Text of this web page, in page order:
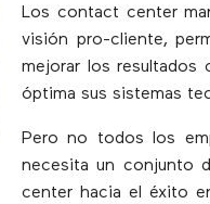
Los contact center
visión pro-cliente,
mejorar los resultados
óptima sus sistemas
Pero no todos los
necesita un conjunto
center hacia el éxito